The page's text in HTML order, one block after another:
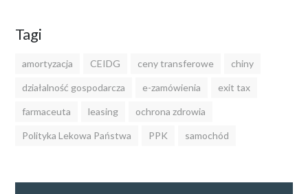
Tagi
amortyzacja CEIDG ceny transferowe chiny
działalność gospodarcza e-zamówienia exit tax
farmaceuta leasing ochrona zdrowia
Polityka Lekowa Państwa PPK samochód